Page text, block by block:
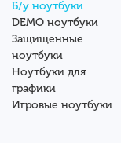
Б/у ноутбуки
DEMO ноутбуки
Защищенные
ноутбуки
Ноутбуки для
графики
Игровые ноутбуки